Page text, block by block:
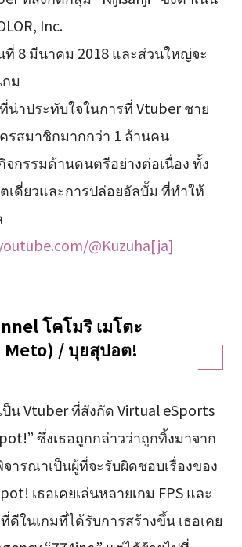
Inc.
ที่ 8 มีนาคม 2018 และส่วนใหญ่จะ
ม
น่าประทับใจในการที่ Vtuber ชาย
สมาชิกมากกว่า 1 ล้านคน
จกรรมด้านดนตรีอย่างต่อเนื่อง ทั้ง
เดี่ยวและการปล่อยอัลบั้ม ที่ทำให้
@Kuzuha[ja]
โคโมริ เมโตะ
/ บุยสุปอต!
ป็น Vtuber ที่สังกัด Virtual eSports
ซึ่งเธอถูกกล่าวว่าถูกทิ้งมาจาก
ารณาเป็นผู้ที่จะรับผิดชอบเรื่องของ
เธอเคยเล่นหลายเกม FPS และ
ดีในเกมที่ได้รับการสร้างขึ้น เธอเคย